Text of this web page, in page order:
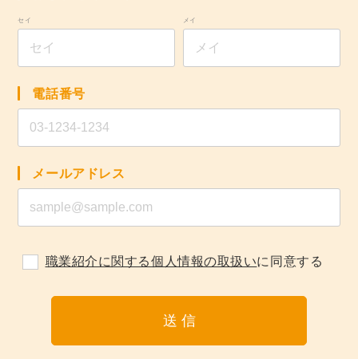
セイ メイ
電話番号
メールアドレス
職業紹介に関する個人情報の取扱いに同意する